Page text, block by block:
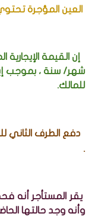
العين المؤجرة
إن القيمة
شهر/ سنة ، بموجب
للمالك.
دفع الطرف
.
يقر المستأجر أنه
وأنه وجد حالتها